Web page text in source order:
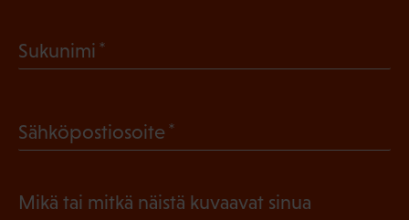
l
n
Sukunimi
k
l
Sähköpostiosoite
Mikä tai mitkä näistä kuvaavat sinua